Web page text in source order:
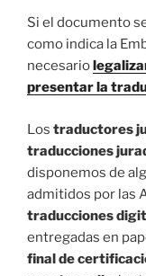
Si el documento
como indica la
necesario
presentar la
Los traductores
traducciones
disponemos de
admitidos por las
traducciones
entregadas en
final de